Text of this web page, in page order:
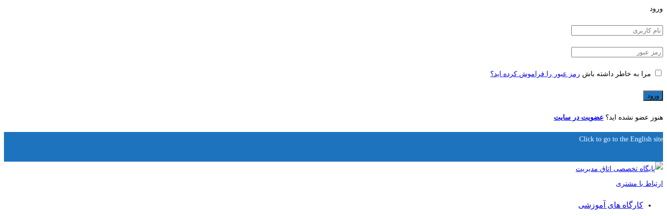
ورود
مرا به خاطر داشته باش رمز عبور را فراموش کرده اید؟
هنوز عضو نشده اید؟ عضویت در سایت
Click to go to the English site
کارگاه های آموزشی